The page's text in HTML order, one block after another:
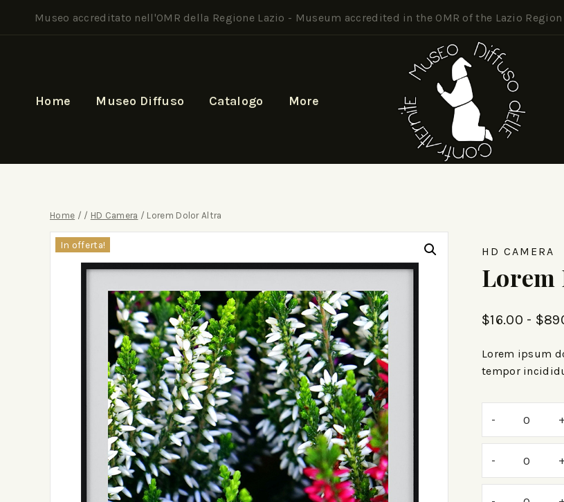
Museo accreditato nell'OMR della Regione Lazio - Museum accredited in the OMR of the Lazio Region
Home Museo Diffuso Catalogo More
Home / / HD Camera / Lorem Dolor Altra
In offerta!
HD CAMERA
$16.00 - $
Lorem ipsum
tempor